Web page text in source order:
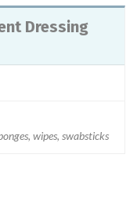
Dressing
wipes, swabsticks